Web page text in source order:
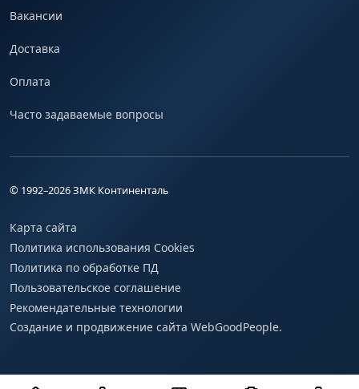
Вакансии
Доставка
Оплата
Часто задаваемые вопросы
© 1992–2026ЗМК Континенталь
Карта сайта
Политика использования Cookies
Политика по обработке ПД
Пользовательское соглашение
Рекомендательные технологии
Создание и продвижение сайта WebGoodPeople.